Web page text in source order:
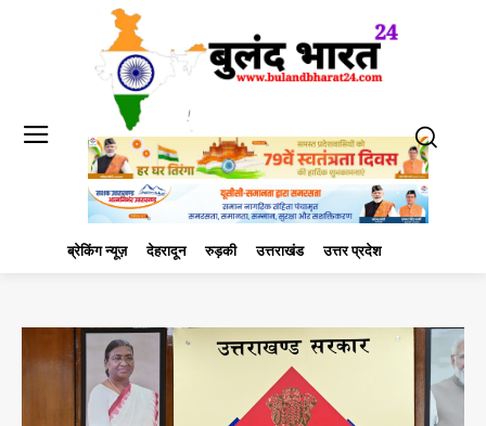
ब्रेकिंग न्यूज़ देहरादून रुड़की उत्तराखंड उत्तर प्रदेश